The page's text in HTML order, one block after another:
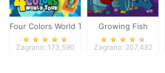
Four Colors World Tour
Zagrano: 173,590
Growing Fish
Zagrano: 207,482